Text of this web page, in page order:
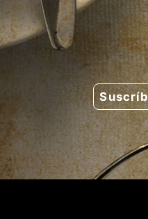
Saltar
al
contenido